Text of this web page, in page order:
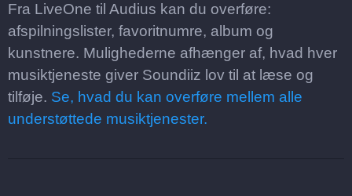
Fra LiveOne til Audius kan du overføre:
afspilningslister, favoritnumre, album og
kunstnere. Mulighederne afhænger af, hvad hver
musiktjeneste giver Soundiiz lov til at læse og
tilføje. Se, hvad du kan overføre mellem alle
understøttede musiktjenester.